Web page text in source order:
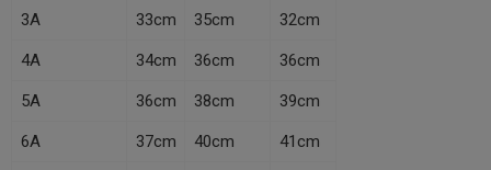
3A 33cm 35cm 32cm
4A 34cm 36cm 36cm
5A 36cm 38cm 39cm
6A 37cm 40cm 41cm